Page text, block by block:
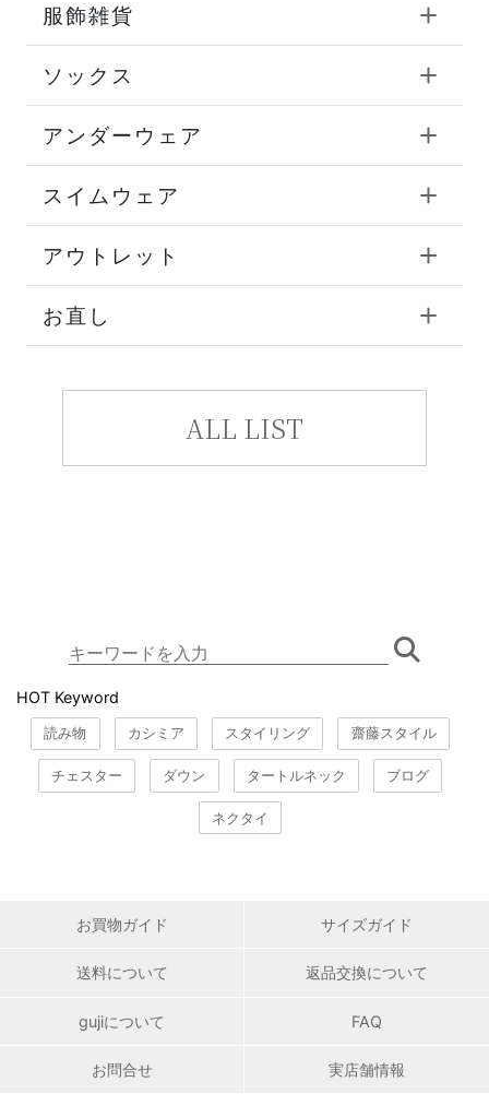
服飾雑貨
ソックス
アンダーウェア
スイムウェア
アウトレット
お直し
ALL LIST
HOT Keyword
読み物 カシミア スタイリング 齋藤スタイル
チェスター ダウン タートルネック ブログ
ネクタイ
お買物ガイド サイズガイド
送料について 返品交換について
gujiについて FAQ
お問合せ 実店舗情報